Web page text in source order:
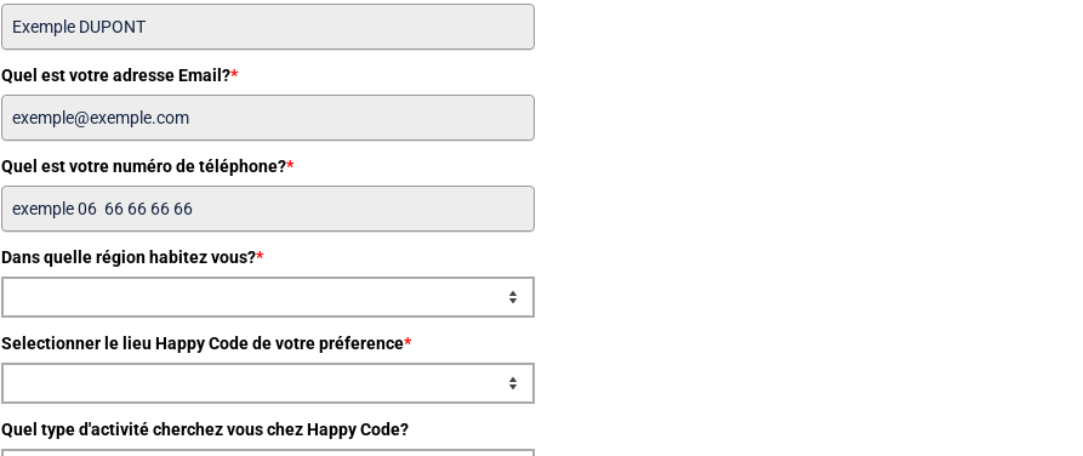
Quel est votre adresse Email?*
Quel est votre numéro de téléphone?*
Dans quelle région habitez vous?*
Selectionner le lieu Happy Code de votre préference*
Quel type d'activité cherchez vous chez Happy Code?